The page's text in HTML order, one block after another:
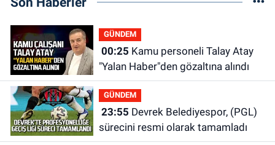
GÜNDEM
00:25
"Yalan Haber"den gözaltına alındı
GÜNDEM
23:55
sürecini resmi olarak tamamladı